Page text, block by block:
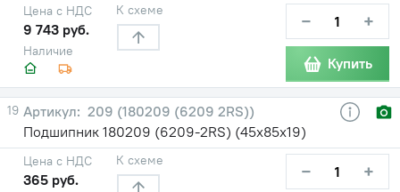
Наличие
Цена с НДС
9 743 руб.
К схеме − +
Купить
19
209 (180209 (6209 2RS))
Подшипник 180209 (6209-2RS) (45х85х19)
Цена с НДС
365 руб.
К схеме − +